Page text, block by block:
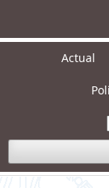
Actual